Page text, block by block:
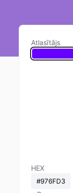
Atlasītājs
HEX